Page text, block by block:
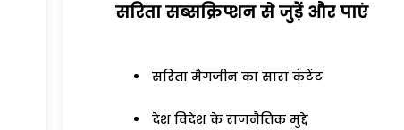
सरिता सब्सक्रिप्शन से जुड़ेें और पाएं
सरिता मैगजीन का सारा कंटेंट
देश विदेश के राजनैतिक मुद्दे